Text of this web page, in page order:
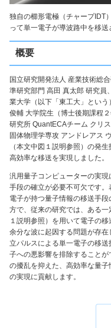
独自の櫛形電極（チャープIDT
って単一電子が導波路中を移送
概要
国立研究開発法人 産業技術総
準研究部門 高田 真太郎 研究員
業大学（以下「東工大」とい
俊輔 大学院生（博士後期課程
研究所 QuantECAチーム クリ
固体物理学専攻 アンドレアス
（本文中図１説明参照）の発
高効率な移送を実現しました。
汎用量子コンピューターの実
手段の確立が必要不可欠です。
電子が持つ量子情報の移送手
方で、従来の研究では、ある
１説明参照）を用いて電子の
余分な波に起因する問題が存
立パルスによる単一電子の移
子への悪影響を排除すること
の擾乱を抑えた、高効率な量
の実現に貢献します。